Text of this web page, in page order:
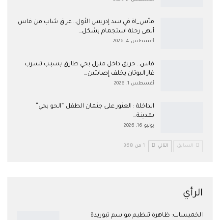
مأس_اة في سد إدريس الأول.. غر ق شاب من فاس
أنهى رحلة استجمام بشكل…
أغسطس 4, 2026
فاس.. حريق داخل منزل بحي طارق بسبب تسرب
غاز البوتان يخلف إصابتين…
أغسطس 1, 2026
​الداخلة : العثور على جثمان الطفل “الحو بحي”
بمدينة…
يوليو 16, 2026
السابق التالي 1 من 368
الرأي
الخميسات: ظاهرة تنظيم مواسم تبوريدة